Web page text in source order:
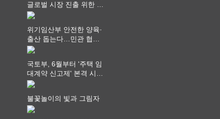
글로벌 시장 진출 위한 전
략적 업무협약 체결
위기임산부 안전한 양육·
출산 돕는다…민관 협력
체계 구축
국토부, 6월부터 '주택 임
대계약 신고제' 본격 시
행…실거래가 투명화 기
불꽃놀이의 빛과 그림자